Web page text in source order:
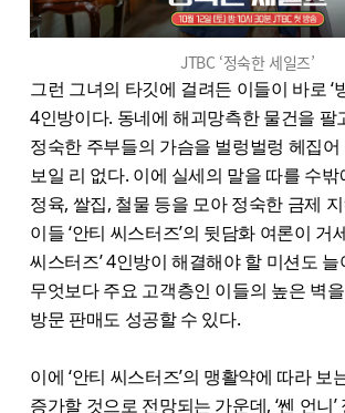
JTBC ‘정숙한 세일즈’
그런 그녀의 타깃에 걸려든 이들이 바로 ‘
4인방이다. 동네에 해괴망측한 물건을 팔
정숙한 주부들의 가슴을 벌렁벌렁 헤집
보일 리 없다. 이에 실세의 말을 따를 수밖
정육, 쌀집, 철물 등을 모아 정숙한 금제
이들 ‘안티 씨스터즈’의 뒷담화 여론이 거
씨스터즈’ 4인방이 해결해야 할 미션도
무엇보다 주요 고객층인 이들의 높은 벽
방문 판매도 성공할 수 있다.
이에 ‘안티 씨스터즈’의 맹활약에 따라 보
증가할 것으로 전망되는 가운데, ‘쎈 언니’